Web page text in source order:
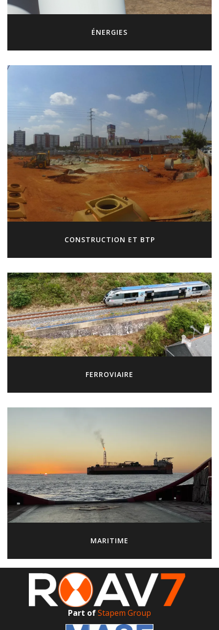
ÉNERGIES
CONSTRUCTION ET BTP
FERROVIAIRE
MARITIME
Part ofStapem Group